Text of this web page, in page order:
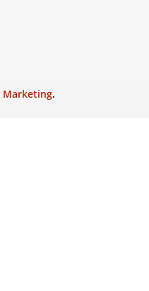
Marketing.